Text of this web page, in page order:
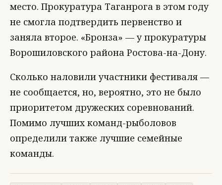
место. Прокуратура Таганрога в этом году
не смогла подтвердить первенство и
заняла второе. «Бронза» — у прокуратуры
Ворошиловского района Ростова-на-Дону.
Сколько наловили участники фестиваля —
не сообщается, но, вероятно, это не было
приоритетом дружеских соревнований.
Помимо лучших команд-рыболовов
определили также лучшие семейные
команды.